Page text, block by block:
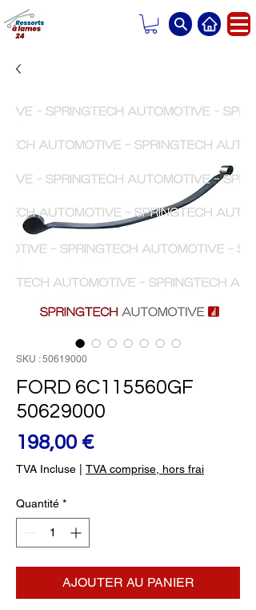
SKU : 50619000
FORD 6C115560GF
50629000
198,00 €Prix
TVA Incluse TVA comprise, hors frai
Quantité *
AJOUTER AU PANIER